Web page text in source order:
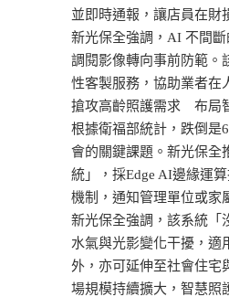
並即時通報，讓店員在財
新光保全強調，AI 不間
調閱影像轉向事前防範。
性客製服務，協助業者在
搶攻高齡照護需求 布局
根據衛福部統計，跌倒是
會的關鍵課題。新光保全
統」，採Edge AI邊緣運
機制，通知管理單位或家
新光保全強調，該系統「
水氣與光影變化干擾，適
外，亦可延伸至社會住宅
場規模持續擴大，智慧照